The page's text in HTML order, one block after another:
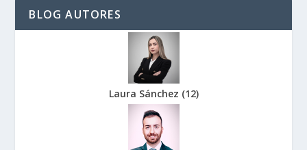
BLOG AUTORES
Laura Sánchez (12)